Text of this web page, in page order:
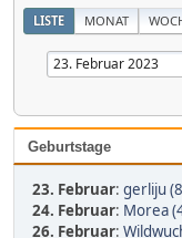
LISTE MONAT
Geburtstage
23. Februar: gerliju
24. Februar: Morea
26. Februar: